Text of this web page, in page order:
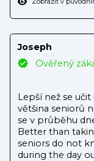
Joseph
Ověřený
Lepší než se
většina seniorů
se v průběhu
Better than
seniors do not
during the day